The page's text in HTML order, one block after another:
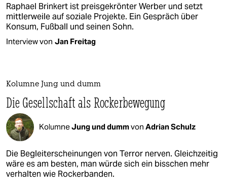
Raphael Brinkert ist preisgekrönter Werber und setzt
mittlerweile auf soziale Projekte. Ein Gespräch über
Konsum, Fußball und seinen Sohn.
Interview von Jan Freitag
Kolumne Jung und dumm
Die Gesellschaft als Rockerbewegung
KolumneJung und dummvon Adrian Schulz
Die Begleiterscheinungen von Terror nerven. Gleichzeitig
wäre es am besten, man würde sich ein bisschen mehr
verhalten wie Rockerbanden.